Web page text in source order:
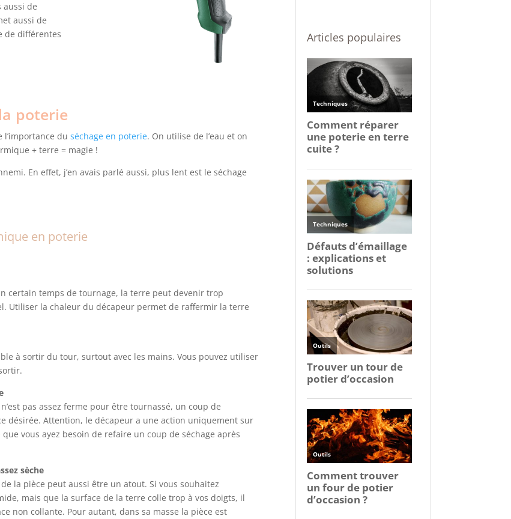
aussi de
aussi de
de différentes
poterie
l’importance du séchage en poterie. On utilise de l’eau et on
+ terre = magie !
En effet, j’en avais parlé aussi, plus lent est le séchage
en poterie
certain temps de tournage, la terre peut devenir trop
Utiliser la chaleur du décapeur permet de raffermir la terre
à sortir du tour, surtout avec les mains. Vous pouvez utiliser
pas assez ferme pour être tournassé, un coup de
désirée. Attention, le décapeur a une action uniquement sur
vous ayez besoin de refaire un coup de séchage après
sèche
la pièce peut aussi être un atout. Si vous souhaitez
mais que la surface de la terre colle trop à vos doigts, il
non collante. Pour autant, dans sa masse la pièce est
Articles populaires